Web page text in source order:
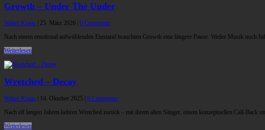
Growth – Under The Under
Walter Kraus 25. März 2026 0 Comments
Nach einem emotional aufwühlenden Einstand brauchten Growth eine längere Pause. Weder Musik noch
Weiterlesen
Wretched – Decay
Walter Kraus 14. Oktober 2025
0 Comments
Nach elf langen Jahren kehren Wretched zurück – mit ihrem alten Sänger, einem konzeptuellen Call-Back
Weiterlesen